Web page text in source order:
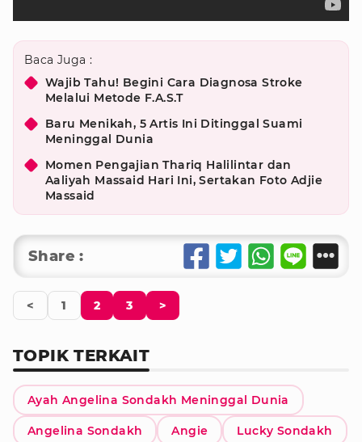
Baca Juga :
Wajib Tahu! Begini Cara Diagnosa Stroke
Melalui Metode F.A.S.T
Baru Menikah, 5 Artis Ini Ditinggal Suami
Meninggal Dunia
Momen Pengajian Thariq Halilintar dan
Aaliyah Massaid Hari Ini, Sertakan Foto Adjie
Massaid
Share :
< 1 2 3 >
TOPIK TERKAIT
Ayah Angelina Sondakh Meninggal Dunia
Angelina Sondakh Angie Lucky Sondakh